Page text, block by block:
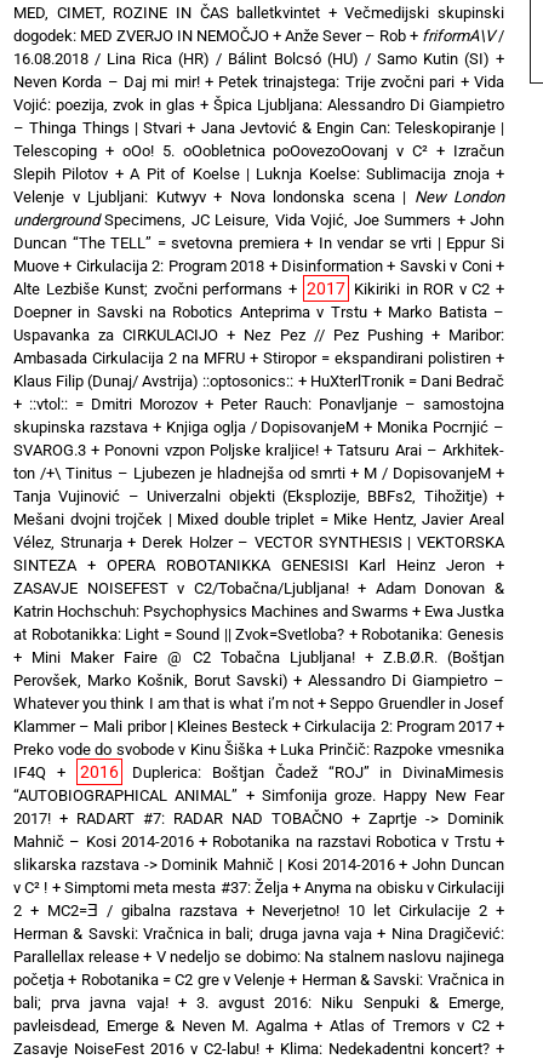
MED, CIMET, ROZINE IN ČAS balletkvintet +Večmedijski skupinski
dogodek: MED ZVERJO IN NEMOČJO + Anže Sever – Rob + friformA\V/
16.08.2018 / Lina Rica (HR) / Bálint Bolcsó (HU) / Samo Kutin (SI) +
Neven Korda – Daj mi mir!+ Petek trinajstega: Trije zvočni pari +Vida
Vojić: poezija, zvok in glas + Špica Ljubljana: Alessandro Di Giampietro
– Thinga Things | Stvari + Jana Jevtović & Engin Can: Teleskopiranje |
Telescoping + oOo! 5. oOobletnica poOovezoOovanj v C² + Izračun
Slepih Pilotov +A Pit of Koelse | Luknja Koelse: Sublimacija znoja+
Velenje v Ljubljani: Kutwyv+ Nova londonska scena | New London
undergroundSpecimens, JC Leisure, Vida Vojić, Joe Summers +John
Duncan “The TELL” = svetovna premiera+ In vendar se vrti | Eppur Si
Muove + Cirkulacija 2: Program 2018 + Disinformation + Savski v Coni+
Alte Lezbiše Kunst; zvočni performans + 2017 Kikiriki in ROR v C2 +
Doepner in Savski na Robotics Anteprima v Trstu+ Marko Batista –
Uspavanka za CIRKULACIJO + Nez Pez // Pez Pushing+ Maribor:
Ambasada Cirkulacija 2 na MFRU + Stiropor = ekspandirani polistiren +
Klaus Filip (Dunaj/ Avstrija) ::optosonics:: + HuXterlTronik = Dani Bedrač
+ ::vtol:: = Dmitri Morozov + Peter Rauch: Ponavljanje – samostojna
skupinska razstava+ Knjiga oglja / DopisovanjeM + Monika Pocrnjić –
SVAROG.3 + Ponovni vzpon Poljske kraljice! +Tatsuru Arai – Arkhitek-
ton /+\ Tinitus – Ljubezen je hladnejša od smrti + M / DopisovanjeM +
Tanja Vujinović – Univerzalni objekti (Eksplozije, BBFs2, Tihožitje) +
Mešani dvojni trojček | Mixed double triplet = Mike Hentz, Javier Areal
Vélez, Strunarja+ Derek Holzer – VECTOR SYNTHESIS | VEKTORSKA
SINTEZA + OPERA ROBOTANIKKA GENESISI Karl Heinz Jeron +
ZASAVJE NOISEFEST v C2/Tobačna/Ljubljana!+ Adam Donovan &
Katrin Hochschuh: Psychophysics Machines and Swarms + Ewa Justka
at Robotanikka: Light = Sound || Zvok=Svetloba? + Robotanika: Genesis
+ Mini Maker Faire @ C2 Tobačna Ljubljana!+ Z.B.Ø.R. (Boštjan
Perovšek, Marko Košnik, Borut Savski) +Alessandro Di Giampietro –
Whatever you think I am that is what i’m not+Seppo Gruendler in Josef
Klammer – Mali pribor | Kleines Besteck +Cirkulacija 2: Program 2017+
Preko vode do svobode v Kinu Šiška + Luka Prinčič: Razpoke vmesnika
IF4Q + 2016
Duplerica: Boštjan Čadež “ROJ” in DivinaMimesis
“AUTOBIOGRAPHICAL ANIMAL” + Simfonija groze. Happy New Fear
2017! + RADART #7: RADAR NAD TOBAČNO + Zaprtje -> Dominik
Mahnič – Kosi 2014-2016+ Robotanika na razstavi Robotica v Trstu+
slikarska razstava -> Dominik Mahnič | Kosi 2014-2016+John Duncan
v C² ! + Simptomi meta mesta #37: Želja+Anyma na obisku v Cirkulaciji
2 + MC2=Ǝ / gibalna razstava+ Neverjetno! 10 let Cirkulacije 2 +
Herman & Savski: Vračnica in bali; druga javna vaja + Nina Dragičević:
Parallellax release+ V nedeljo se dobimo: Na stalnem naslovu najinega
početja + Robotanika = C2 gre v Velenje + Herman & Savski: Vračnica in
bali; prva javna vaja!+ 3. avgust 2016: Niku Senpuki & Emerge,
pavleisdead, Emerge & Neven M. Agalma+ Atlas of Tremors v C2+
Zasavje NoiseFest 2016 v C2-labu! + Klima: Nedekadentni koncert? +